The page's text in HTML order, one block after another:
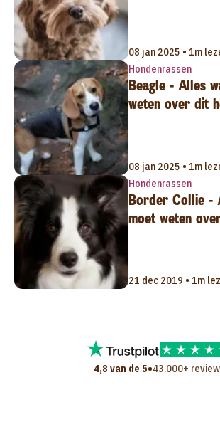
08 jan 2025 • 1m
Hondenrassen
Beagle - Alles
weten over dit
08 jan 2025 • 1m
Hondenrassen
Border Collie -
moet weten
21 dec 2019 • 1m
4,8 van de 5•43.000+